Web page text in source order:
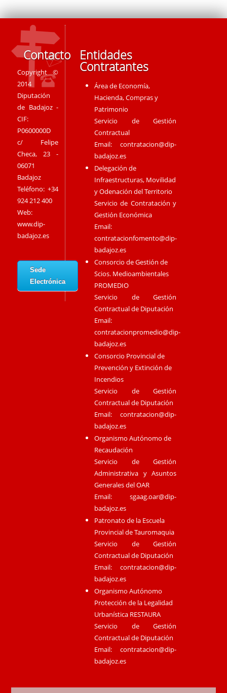
Contacto
Copyright ©
2014
Diputación
de Badajoz -
CIF:
P0600000D
c/ Felipe
Checa, 23 -
06071
Badajoz
Teléfono: +34
924 212 400
Web:
www.dip-
badajoz.es
Sede
Electrónica
Entidades
Contratantes
Área de Economía,
Hacienda, Compras y
Patrimonio
Servicio de Gestión
Contractual
Email:contratacion@dip-
badajoz.es
Delegación de
Infraestructuras, Movilidad
y Odenación del Territorio
Servicio de Contratación y
Gestión Económica
Email:
contratacionfomento@dip-
badajoz.es
Consorcio de Gestión de
Scios. Medioambientales
PROMEDIO
Servicio de Gestión
Contractual de Diputación
Email:
contratacionpromedio@dip-
badajoz.es
Consorcio Provincial de
Prevención y Extinción de
Incendios
Servicio de Gestión
Contractual de Diputación
Email:contratacion@dip-
badajoz.es
Organismo Autónomo de
Recaudación
Servicio de Gestión
Administrativa y Asuntos
Generales del OAR
Email:sgaag.oar@dip-
badajoz.es
Patronato de la Escuela
Provincial de Tauromaquia
Servicio de Gestión
Contractual de Diputación
Email:contratacion@dip-
badajoz.es
Organismo Autónomo
Protección de la Legalidad
Urbanística RESTAURA
Servicio de Gestión
Contractual de Diputación
Email:contratacion@dip-
badajoz.es